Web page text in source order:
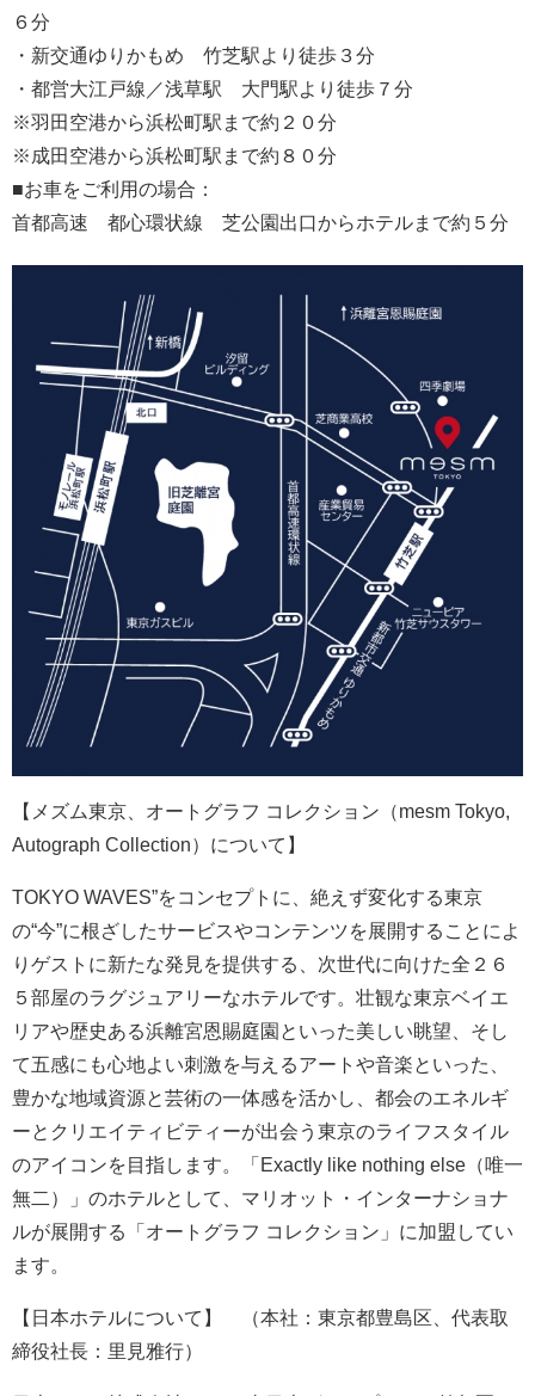
６分
・新交通ゆりかもめ 竹芝駅より徒歩３分
・都営大江戸線／浅草駅 大門駅より徒歩７分
※羽田空港から浜松町駅まで約２０分
※成田空港から浜松町駅まで約８０分
■お車をご利用の場合：
首都高速 都心環状線 芝公園出口からホテルまで約５分
【メズム東京、オートグラフ コレクション（mesm Tokyo,
Autograph Collection）について】
TOKYO WAVES”をコンセプトに、絶えず変化する東京
の“今”に根ざしたサービスやコンテンツを展開することによ
りゲストに新たな発見を提供する、次世代に向けた全２６
５部屋のラグジュアリーなホテルです。壮観な東京ベイエ
リアや歴史ある浜離宮恩賜庭園といった美しい眺望、そし
て五感にも心地よい刺激を与えるアートや音楽といった、
豊かな地域資源と芸術の一体感を活かし、都会のエネルギ
ーとクリエイティビティーが出会う東京のライフスタイル
のアイコンを目指します。「Exactly like nothing else（唯一
無二）」のホテルとして、マリオット・インターナショナ
ルが展開する「オートグラフ コレクション」に加盟してい
ます。
【日本ホテルについて】 （本社：東京都豊島区、代表取
締役社長：里見雅行）